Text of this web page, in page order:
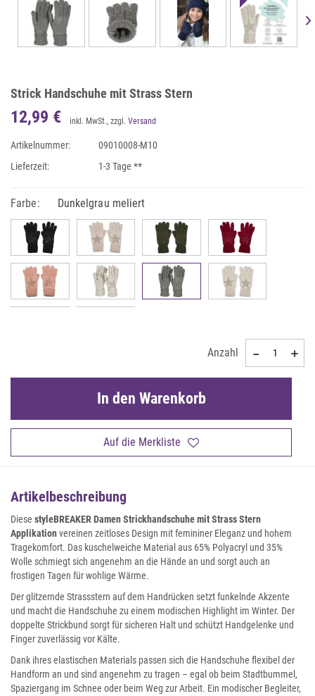
Strick Handschuhe mit Strass Stern
12,99 € inkl. MwSt., zzgl. Versand
Artikelnummer:
09010008-M10
Lieferzeit:
1-3 Tage **
Farbe: Dunkelgrau meliert
Anzahl
Auf die Merkliste
In den Warenkorb
Artikelbeschreibung
Diese styleBREAKER Damen Strickhandschuhe mit Strass Stern
Applikationvereinen zeitloses Design mit femininer Eleganz und hohem
Tragekomfort. Das kuschelweiche Material aus 65% Polyacryl und 35%
Wolle schmiegt sich angenehm an die Hände an und sorgt auch an
frostigen Tagen für wohlige Wärme.
Der glitzernde Strassstern auf dem Handrücken setzt funkelnde Akzente
und macht die Handschuhe zu einem modischen Highlight im Winter. Der
doppelte Strickbund sorgt für sicheren Halt und schützt Handgelenke und
Finger zuverlässig vor Kälte.
Dank ihres elastischen Materials passen sich die Handschuhe flexibel der
Handform an und sind angenehm zu tragen – egal ob beim Stadtbummel,
Spaziergang im Schnee oder beim Weg zur Arbeit. Ein modischer Begleiter,